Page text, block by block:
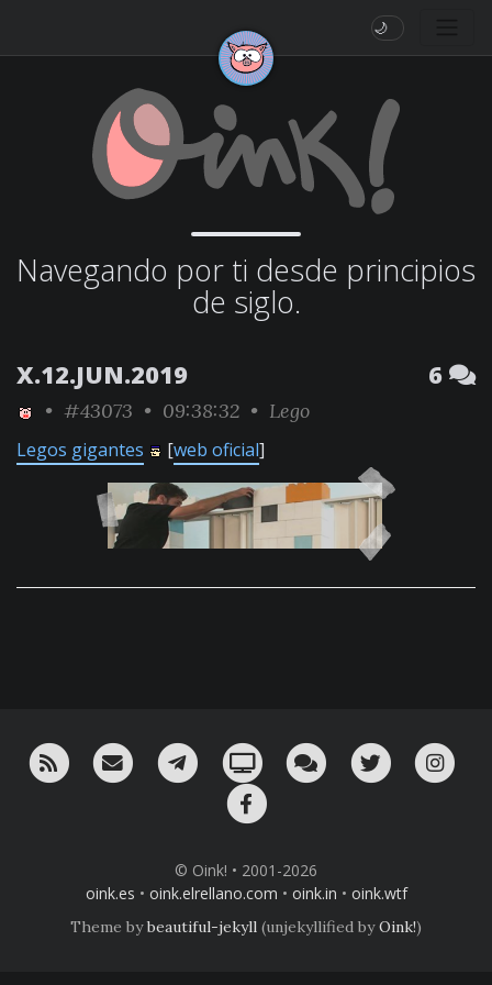
🌙
Navegando por ti desde principios
de siglo.
X.12.JUN.2019 6
• #43073 • 09:38:32 • Lego
Legos gigantes [web oficial]
RSS ¡Mándame un email!¡Nuestro canal en Telegram!
Oink! TV Charla con nosotros
Twitter
© Oink! • 2001-2026
oink.es • oink.elrellano.com • oink.in • oink.wtf
Theme bybeautiful-jekyll (unjekyllified byOink!)